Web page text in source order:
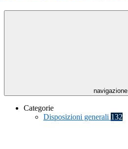
navigazione
Categorie
Disposizioni generali 132